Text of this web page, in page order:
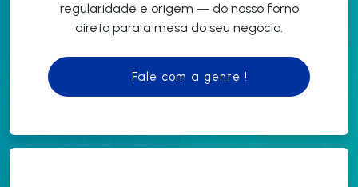
regularidade e origem — do nosso forno
direto para a mesa do seu negócio.
Fale com a gente !